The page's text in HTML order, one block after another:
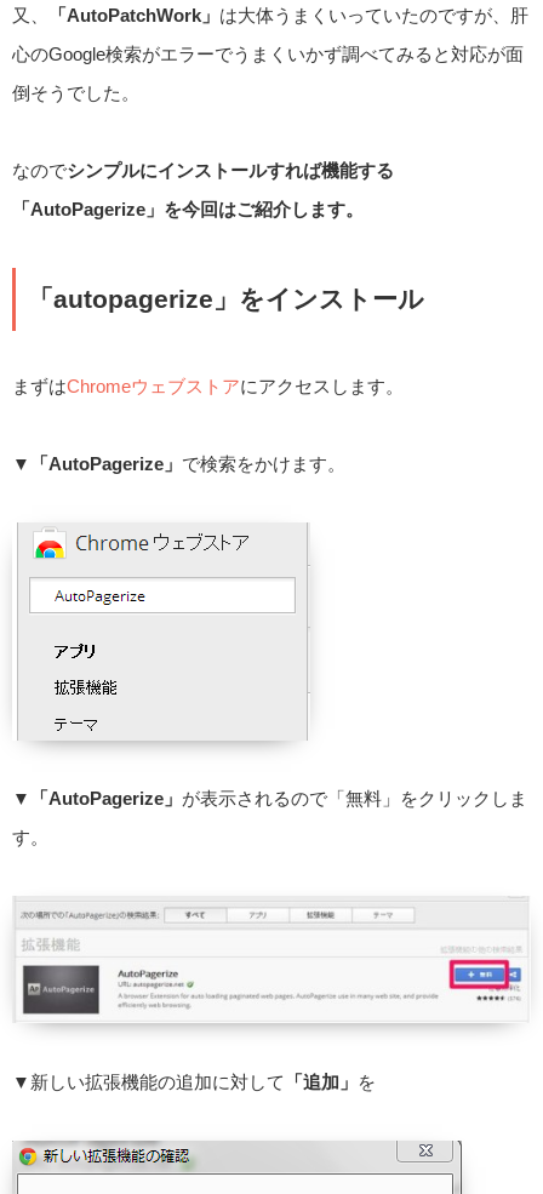
又、 「AutoPatchWork」 は大体うまくいっていたのですが、肝
心のGoogle検索がエラーでうまくいかず調べてみると対応が面
倒そうでした。
なのでシンプルにインストールすれば機能する
「AutoPagerize」を今回はご紹介します。
「autopagerize」をインストール
まずはChromeウェブストアにアクセスします。
▼ 「AutoPagerize」 で検索をかけます。
▼ 「AutoPagerize」 が表示されるので「無料」をクリックしま
す。
▼新しい拡張機能の追加に対して 「追加」 を